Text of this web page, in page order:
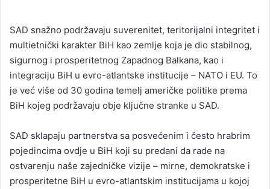
SAD snažno podržavaju suverenitet, teritorijalni integritet i
multietnički karakter BiH kao zemlje koja je dio stabilnog,
sigurnog i prosperitetnog Zapadnog Balkana, kao i
integraciju BiH u evro-atlantske institucije – NATO i EU. To
je već više od 30 godina temelj američke politike prema
BiH kojeg podržavaju obje ključne stranke u SAD.
SAD sklapaju partnerstva sa posvećenim i često hrabrim
pojedincima ovdje u BiH koji su predani da rade na
ostvarenju naše zajedničke vizije – mirne, demokratske i
prosperitetne BiH u evro-atlantskim institucijama u kojoj